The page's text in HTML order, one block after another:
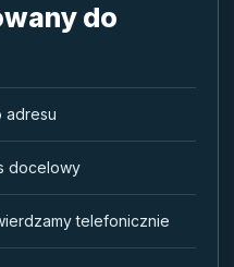
do
adresu
docelowy
telefonicznie